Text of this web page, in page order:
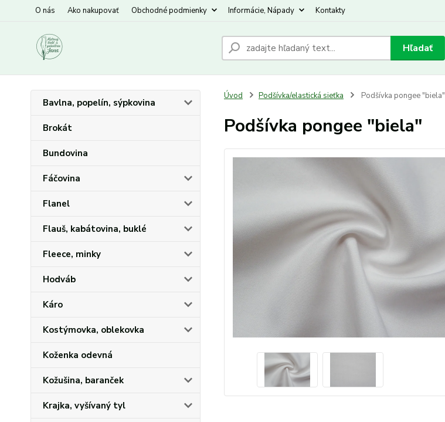
O nás Ako nakupovať Obchodné podmienky Informácie, Nápady Kontakty
Hľadať
Bavlna, popelín, sýpkovina
Brokát
Bundovina
Fáčovina
Flanel
Flauš, kabátovina, buklé
Fleece, minky
Hodváb
Káro
Kostýmovka, oblekovka
Koženka odevná
Kožušina, baranček
Krajka, vyšívaný tyl
Úvod Podšívka/elastická sieťka Podšívka pongee "biela"
Podšívka pongee "biela"